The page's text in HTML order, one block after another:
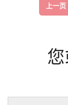
上一页